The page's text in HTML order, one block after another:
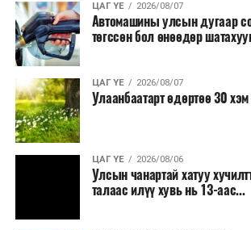
ЦАГ ҮЕ 2026/08/07
Автомашины улсын дугаар
төгссөн бол өнөөдөр
ЦАГ ҮЕ 2026/08/07
Улаанбаатарт өдөртөө 30
ЦАГ ҮЕ 2026/08/06
Улсын чанартай хатуу
талаас илүү хувь нь 13-аас...